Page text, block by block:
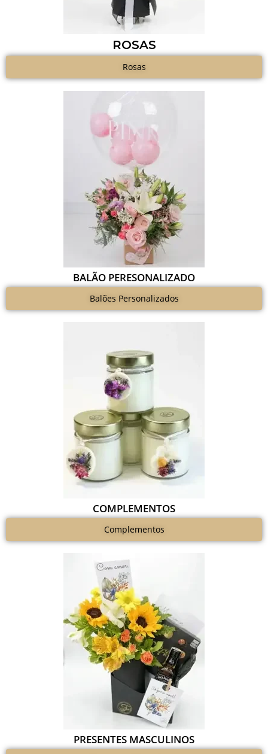
ROSAS
Rosas
BALÃO PERESONALIZADO
Balões Personalizados
COMPLEMENTOS
Complementos
PRESENTES MASCULINOS